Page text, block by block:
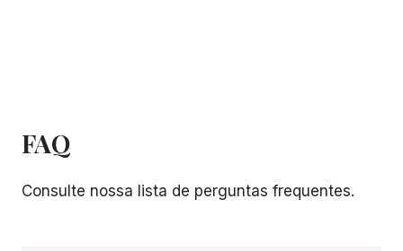
FAQ
Consulte nossa lista de perguntas frequentes.